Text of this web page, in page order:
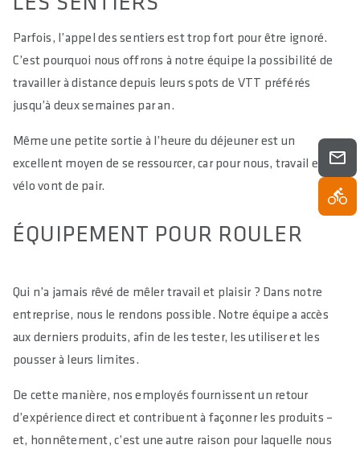
Parfois, l’appel des sentiers est trop fort pour être ignoré.
C’est pourquoi nous offrons à notre équipe la possibilité de
travailler à distance depuis leurs spots de VTT préférés
jusqu’à deux semaines par an.
Même une petite sortie à l’heure du déjeuner est un
excellent moyen de se ressourcer, car pour nous, travail et
vélo vont de pair.
ÉQUIPEMENT POUR ROULER
Qui n’a jamais rêvé de mêler travail et plaisir ? Dans notre
entreprise, nous le rendons possible. Notre équipe a accès
aux derniers produits, afin de les tester, les utiliser et les
pousser à leurs limites.
De cette manière, nos employés fournissent un retour
d’expérience direct et contribuent à façonner les produits –
et, honnêtement, c’est une autre raison pour laquelle nous